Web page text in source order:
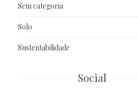
Sem categoria
Solo
Sustentabilidade
Social